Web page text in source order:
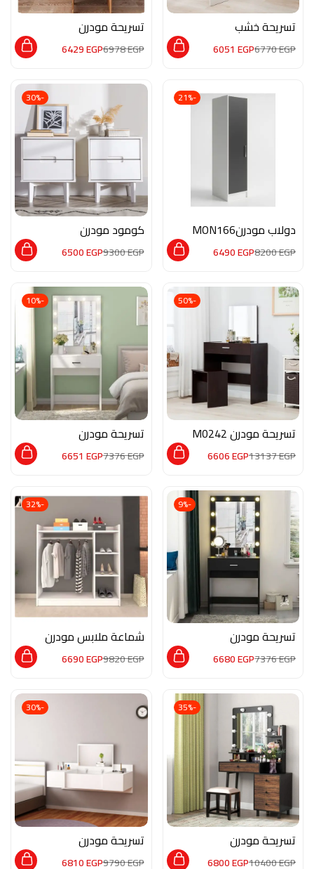
تسريحة خشب
M02201
6770EGP
6051 EGP
تسريحة مودرن
M02200
6978EGP
6429EGP
-21%
دولاب مودرنMON166
8200EGP
6490EGP
-30%
كومود مودرن
MON183
9300EGP
6500EGP
-50%
تسريحة مودرن M0242
13137EGP
6606EGP
-10%
تسريحة مودرن
M02194
7376EGP
6651 EGP
-9%
تسريحة مودرن
M02193
7376EGP
6680EGP
-32%
شماعة ملابس مودرن
9820EGP
6690EGP
-35%
تسريحة مودرن
MON437
10400EGP
6800EGP
-30%
تسريحة مودرن
MON115
9790EGP
6810EGP